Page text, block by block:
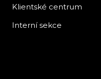
Klientské centrum
Interní sekce